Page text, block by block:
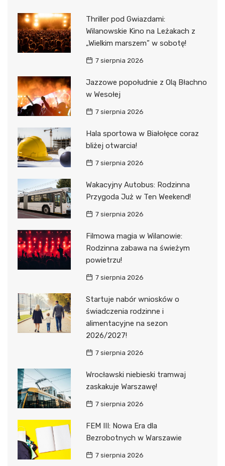
Thriller pod Gwiazdami:
Wilanowskie Kino na Leżakach z
„Wielkim marszem” w sobotę!
7 sierpnia 2026
Jazzowe popołudnie z Olą Błachno
w Wesołej
7 sierpnia 2026
Hala sportowa w Białołęce coraz
bliżej otwarcia!
7 sierpnia 2026
Wakacyjny Autobus: Rodzinna
Przygoda Już w Ten Weekend!
7 sierpnia 2026
Filmowa magia w Wilanowie:
Rodzinna zabawa na świeżym
powietrzu!
7 sierpnia 2026
Startuje nabór wniosków o
świadczenia rodzinne i
alimentacyjne na sezon
2026/2027!
7 sierpnia 2026
Wrocławski niebieski tramwaj
zaskakuje Warszawę!
7 sierpnia 2026
FEM III: Nowa Era dla
Bezrobotnych w Warszawie
7 sierpnia 2026